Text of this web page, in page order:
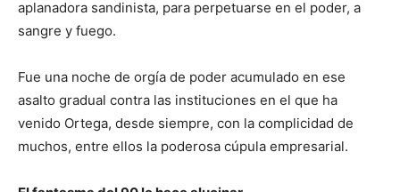
aplanadora sandinista, para perpetuarse en el poder, a
sangre y fuego.
Fue una noche de orgía de poder acumulado en ese
asalto gradual contra las instituciones en el que ha
venido Ortega, desde siempre, con la complicidad de
muchos, entre ellos la poderosa cúpula empresarial.